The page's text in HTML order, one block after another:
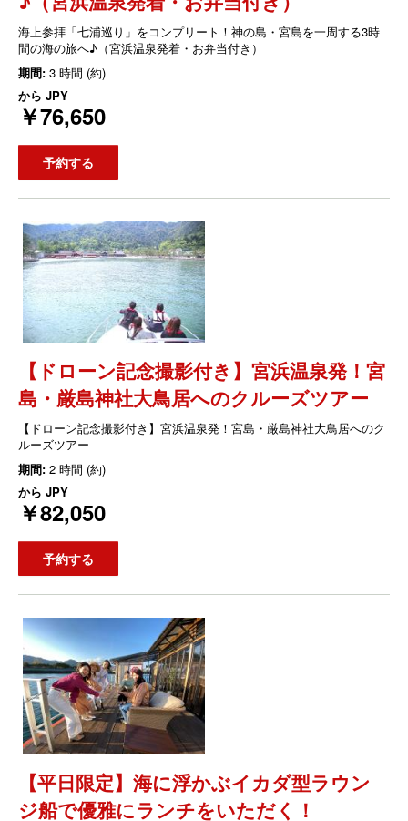
海上参拝「七浦巡り」をコンプリート！神の島・宮島を一周する3時
間の海の旅へ♪（宮浜温泉発着・お弁当付き）
期間: 3 時間 (約)
から JPY
￥76,650
予約する
【ドローン記念撮影付き】宮浜温泉発！宮
島・厳島神社大鳥居へのクルーズツアー
【ドローン記念撮影付き】宮浜温泉発！宮島・厳島神社大鳥居へのク
ルーズツアー
期間: 2 時間 (約)
から JPY
￥82,050
予約する
【平日限定】海に浮かぶイカダ型ラウン
ジ船で優雅にランチをいただく！